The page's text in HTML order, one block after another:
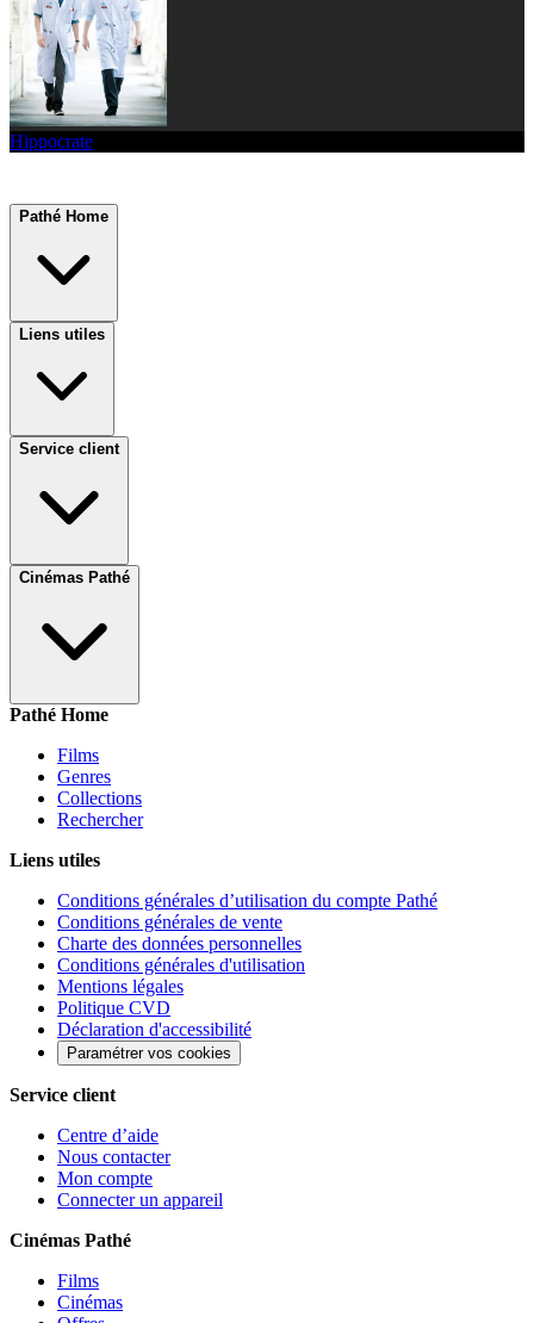
Hippocrate
Pathé Home
Liens utiles
Service client
Cinémas Pathé
Pathé Home
Films
Genres
Collections
Rechercher
Liens utiles
Conditions générales d’utilisation du compte Pathé
Conditions générales de vente
Charte des données personnelles
Conditions générales d'utilisation
Mentions légales
Politique CVD
Déclaration d'accessibilité
Paramétrer vos cookies
Service client
Centre d’aide
Nous contacter
Mon compte
Connecter un appareil
Cinémas Pathé
Films
Cinémas